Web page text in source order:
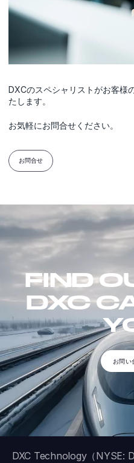
DXCのスペシャリストがお客様
たします。
お気軽にお問合せください。
お問合せ
FIND
DXC
お問い
DXC Technology（NYSE: